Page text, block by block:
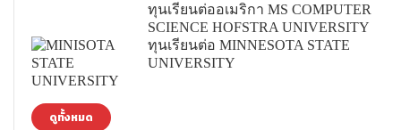
ทุนเรียนต่ออเมริกา MS COMPUTER
SCIENCE HOFSTRA UNIVERSITY
ทุนเรียนต่อ MINNESOTA STATE
UNIVERSITY
ดูทั้งหมด